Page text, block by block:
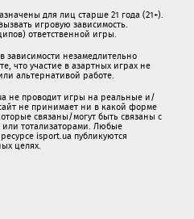
для лиц старше 21 года (21+).
игровую зависимость.
ответственной игры.
незамедлительно
что участие в азартных играх не
альтернативой работе.
не проводит игры на реальные и/
не принимает ни в какой форме
связаны/могут быть связаны c
тотализаторами. Любые
isport.ua публикуютcя
целях.